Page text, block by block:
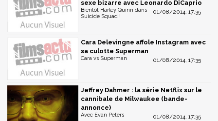
sexe bizarre avec Leonardo DiCaprio
01/08/2014, 17:35
Bientôt Harley Quinn dans
Suicide Squad !
Cara Delevingne affole Instagram avec
sa culotte Superman
01/08/2014, 17:35
Cara vs Superman
Jeffrey Dahmer : la série Netflix sur le
cannibale de Milwaukee (bande-
annonce)
01/08/2014, 17:35
Avec Evan Peters